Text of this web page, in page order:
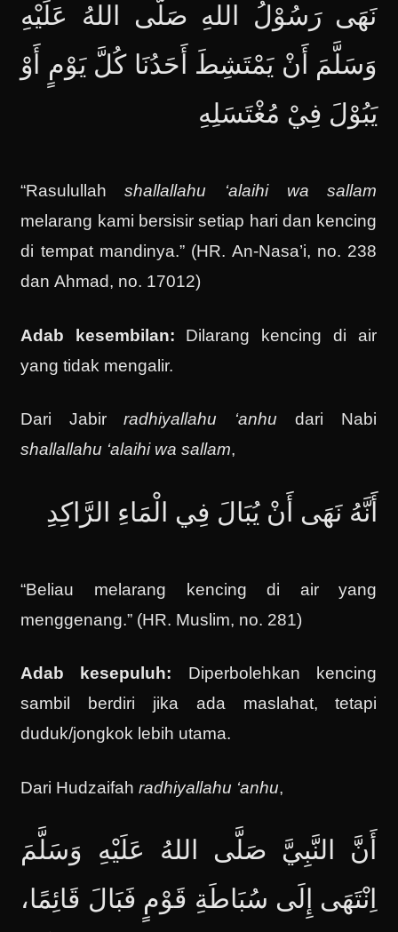
نَهَى رَسُوْلُ اللهِ صَلَّى اللهُ عَلَيْهِ
وَسَلَّمَ أَنْ يَمْتَشِطَ أَحَدُنَا كُلَّ يَوْمٍ أَوْ
يَبُوْلَ فِيْ مُغْتَسَلِهِ
“Rasulullahshallallahu ‘alaihi wa sallam
melarang kami bersisir setiap hari dan kencing
di tempat mandinya.” (HR. An-Nasa’i, no. 238
dan Ahmad, no. 17012)
Adab kesembilan: Dilarang kencing di air
yang tidak mengalir.
Dari Jabirradhiyallahu ‘anhu dari Nabi
shallallahu ‘alaihi wa sallam,
أَنَّهُ نَهَى أَنْ يُبَالَ فِي الْمَاءِ الرَّاكِدِ
“Beliau melarang kencing di air yang
menggenang.” (HR. Muslim, no. 281)
Adab kesepuluh: Diperbolehkan kencing
sambil berdiri jika ada maslahat, tetapi
duduk/jongkok lebih utama.
Dari Hudzaifahradhiyallahu ‘anhu,
أَنَّ النَّبِيَّ صَلَّى اللهُ عَلَيْهِ وَسَلَّمَ
اِنْتَهَى إِلَى سُبَاطَةِ قَوْمٍ فَبَالَ قَائِمًا،